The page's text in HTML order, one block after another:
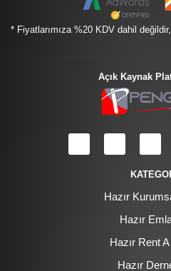
* Fiyatlarımıza %20 KDV dahil
Açık Kaynak
Hazır
Hazır
Hazır Rent
Hazır